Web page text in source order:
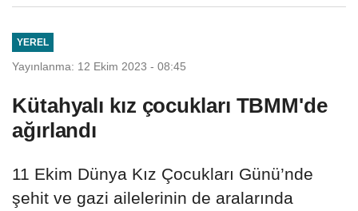
YEREL
Yayınlanma: 12 Ekim 2023 - 08:45
Kütahyalı kız çocukları TBMM'de
ağırlandı
11 Ekim Dünya Kız Çocukları Günü’nde
şehit ve gazi ailelerinin de aralarında